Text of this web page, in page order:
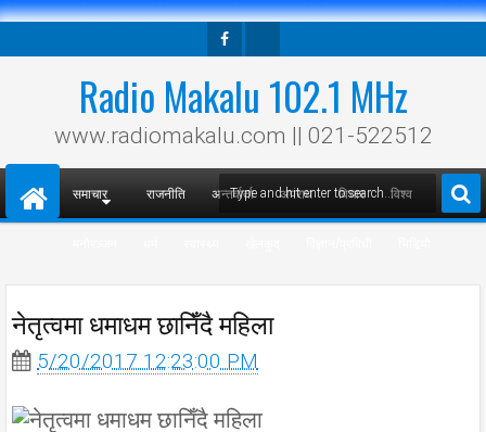
Radio Makalu 102.1 MHz
www.radiomakalu.com || 021-522512
समाचार राजनीति अन्तर्वार्ता अपराध विचार विश्व
नेतृत्वमा धमाधम छानिँदै महिला
5/20/2017 12:23:00 PM